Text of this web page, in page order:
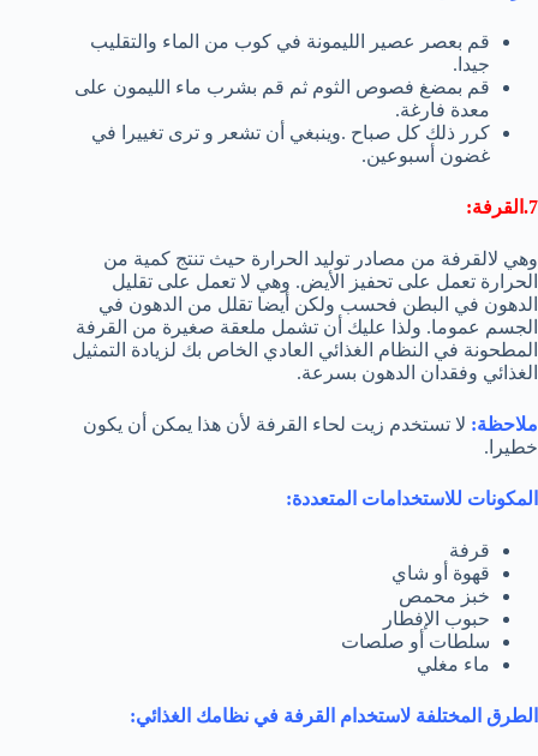
قم بعصر عصير الليمونة في كوب من الماء والتقليب
جيدا.
قم بمضغ فصوص الثوم ثم قم بشرب ماء الليمون على
معدة فارغة.
كرر ذلك كل صباح .وينبغي أن تشعر و ترى تغييرا في
غضون أسبوعين.
7.القرفة:
وهي لالقرفة من مصادر توليد الحرارة حيث تنتج كمية من
الحرارة تعمل على تحفيز الأيض. وهي لا تعمل على تقليل
الدهون في البطن فحسب ولكن أيضا تقلل من الدهون في
الجسم عموما. ولذا عليك أن تشمل ملعقة صغيرة من القرفة
المطحونة في النظام الغذائي العادي الخاص بك لزيادة التمثيل
الغذائي وفقدان الدهون بسرعة.
ملاحظة: لا تستخدم زيت لحاء القرفة لأن هذا يمكن أن يكون
خطيرا.
المكونات للاستخدامات المتعددة:
قرفة
قهوة أو شاي
خبز محمص
حبوب الإفطار
سلطات أو صلصات
ماء مغلي
الطرق المختلفة لاستخدام القرفة في نظامك الغذائي: